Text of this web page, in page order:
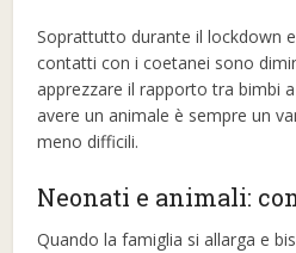
Soprattutto durante il lockdown
contatti con i coetanei sono
apprezzare il rapporto tra bimbi
avere un animale è sempre un
meno difficili.
Neonati e animali:
Quando la famiglia si allarga e